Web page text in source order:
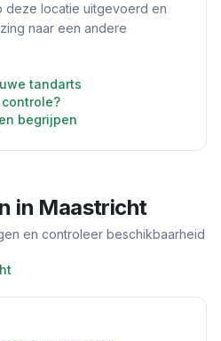
deze locatie uitgevoerd en
naar een andere
tandarts
begrijpen
in Maastricht
en controleer beschikbaarheid